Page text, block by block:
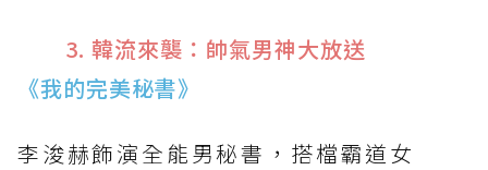
3. 韓流來襲：帥氣男神大放送
《我的完美秘書》
李浚赫飾演全能男秘書，搭檔霸道女